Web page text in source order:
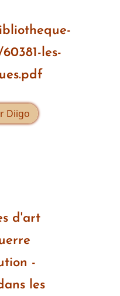
les-
Diigo
d'art
-
les